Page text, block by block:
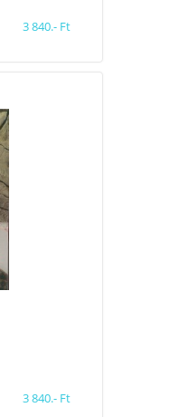
3 840.- Ft
3 840.- Ft